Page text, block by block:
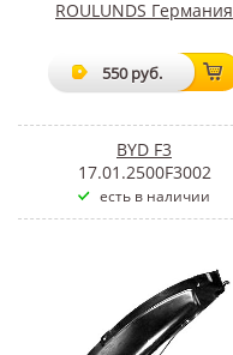
ROULUNDS Германия
550 руб.
BYD F3
17.01.2500F3002
есть в наличии